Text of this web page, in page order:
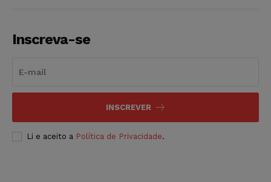
Inscreva-se
INSCREVER
Li e aceito a Política de Privacidade.